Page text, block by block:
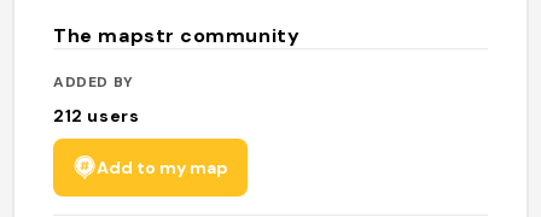
The mapstr community
ADDED BY
212 users
Add to my map